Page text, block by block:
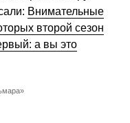
Внимательные
второй сезон
а вы это